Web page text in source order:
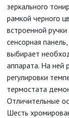
зеркального
рамкой черного
встроенной
сенсорная
выбирает
аппарата. На ней
регулировки
термостата
Отличительные
Шесть